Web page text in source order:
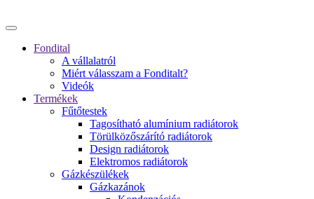
Fondital
A vállalatról
Miért válasszam a Fonditalt?
Videók
Termékek
Fűtőtestek
Tagosítható alumínium radiátorok
Törülközőszárító radiátorok
Design radiátorok
Elektromos radiátorok
Gázkészülékek
Gázkazánok